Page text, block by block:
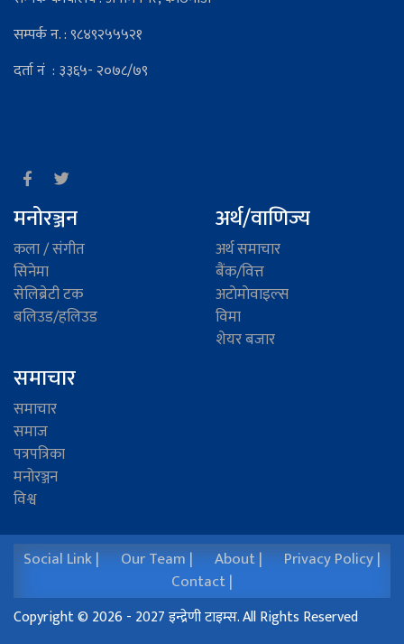
सम्पर्क न. : ९८४९२५५५२१
दर्ता नं : ३३६५- २०७८/७९
मनोरञ्जन
कला / संगीत
सिनेमा
सेलिब्रेटी टक
बलिउड/हलिउड
अर्थ/वाणिज्य
अर्थ समाचार
बैंक/वित्त
अटाेमाेवाइल्स
विमा
शेयर बजार
समाचार
समाचार
समाज
पत्रपत्रिका
मनोरञ्जन
विश्व
Social Link | Our Team | About |
Privacy Policy |
Contact |
Copyright © 2026 - 2027 इन्द्रेणी टाइम्स. All Rights Reserved